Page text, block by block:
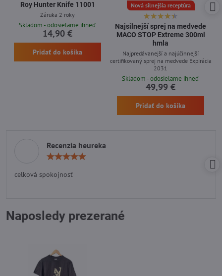
Roy Hunter Knife 11001
Záruka 2 roky
Skladom - odosielame ihneď
14,90 €
Pridať do košíka
Nová silnejšia receptúra
Najsilnejší sprej na medvede
MACO STOP Extreme 300ml
hmla
Najpredávanejší a najúčinnejší
certifikovaný sprej na medvede Expirácia
2031
Skladom - odosielame ihneď
49,99 €
Pridať do košíka
Recenzia heureka
celková spokojnosť
Naposledy prezerané